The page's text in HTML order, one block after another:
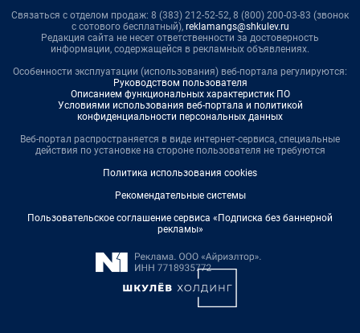
Связаться с отделом продаж: 8 (383) 212-52-52, 8 (800) 200-03-83 (звонок
с сотового бесплатный), reklamangs@shkulev.ru
Редакция сайта не несет ответственности за достоверность
информации, содержащейся в рекламных объявлениях.
Особенности эксплуатации (использования) веб-портала регулируются:
Руководством пользователя
Описанием функциональных характеристик ПО
Условиями использования веб-портала и политикой
конфиденциальности персональных данных
Веб-портал распространяется в виде интернет-сервиса, специальные
действия по установке на стороне пользователя не требуются
Политика использования cookies
Рекомендательные системы
Пользовательское соглашение сервиса «Подписка без баннерной
рекламы»